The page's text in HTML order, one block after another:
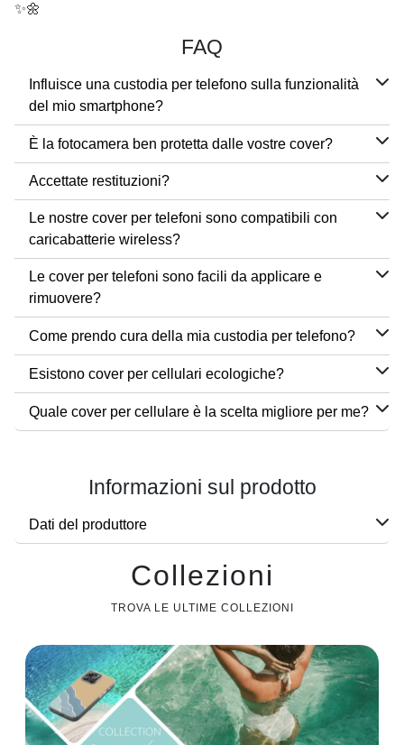
✨🌼
FAQ
Influisce una custodia per telefono sulla funzionalità
del mio smartphone?
È la fotocamera ben protetta dalle vostre cover?
Accettate restituzioni?
Le nostre cover per telefoni sono compatibili con
caricabatterie wireless?
Le cover per telefoni sono facili da applicare e
rimuovere?
Come prendo cura della mia custodia per telefono?
Esistono cover per cellulari ecologiche?
Quale cover per cellulare è la scelta migliore per me?
Informazioni sul prodotto
Dati del produttore
Collezioni
TROVA LE ULTIME COLLEZIONI